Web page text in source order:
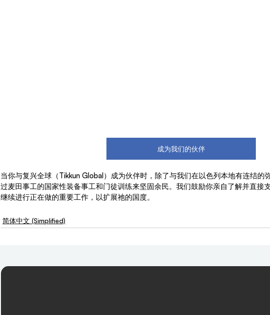
成为我们的伙伴
当你与复兴全球（Tikkun Global）成为伙伴时，除了与我们在以色列本地有连结的
过麦田事工的国家性装备事工和门徒训练来坚固余民。我们鼓励你亲自了解并直接
继续进行正在做的重要工作，以扩展祂的国度。
简体中文 (Simplified)